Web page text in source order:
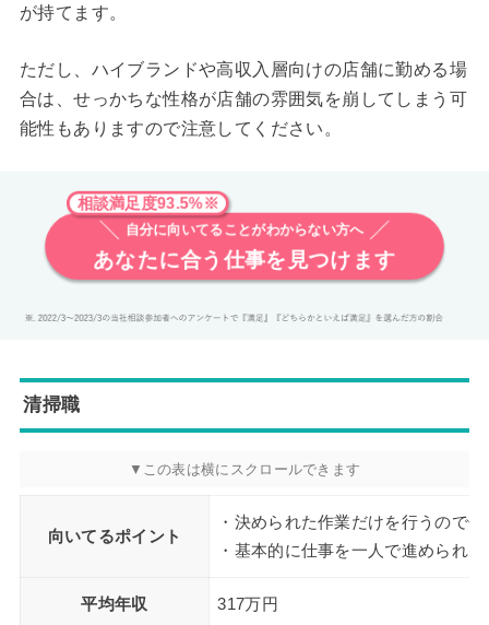
が持てます。
ただし、ハイブランドや高収入層向けの店舗に勤める場
合は、せっかちな性格が店舗の雰囲気を崩してしまう可
能性もありますので注意してください。
相談満足度93.5%※
自分に向いてることがわからない方へ
あなたに合う仕事を見つけます
清掃職
向いてるポイント
・決められた作業だけを行うので
・基本的に仕事を一人で進められる
平均年収 317万円